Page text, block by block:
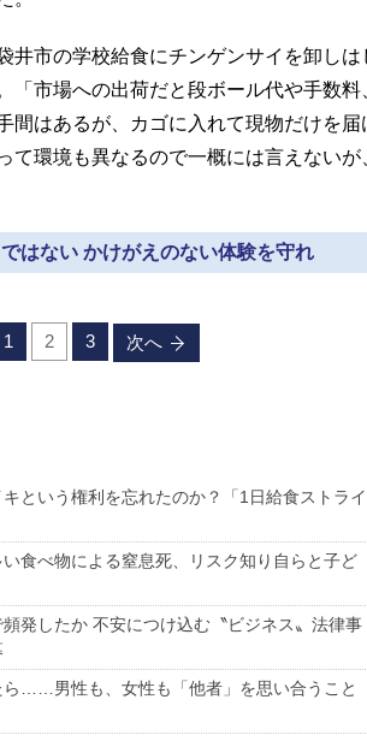
市の学校給食にチンゲンサイを卸しは
「市場への出荷だと段ボール代や手数料
間はあるが、カゴに入れて現物だけを届
て環境も異なるので一概には言えないが
はない かけがえのない体験を守れ
1 2 3 次へ
という権利を忘れたのか？「1日給食ストライ
食べ物による窒息死、リスク知り自らと子ど
発したか 不安につけ込む〝ビジネス〟法律事
ら……男性も、女性も「他者」を思い合うこと